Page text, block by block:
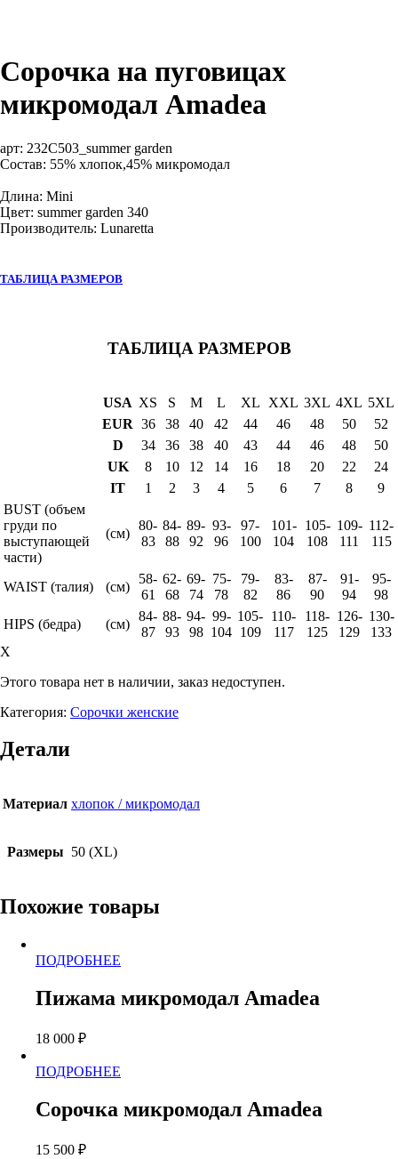
Сорочка на пуговицах
микромодал Amadea
арт: 232C503_summer garden
Состав: 55% хлопок,45% микромодал
Длина: Mini
Цвет: summer garden 340
Производитель: Lunaretta
ТАБЛИЦА РАЗМЕРОВ
ТАБЛИЦА РАЗМЕРОВ
USA XS S M L XL XXL 3XL 4XL 5XL
EUR 36 38 40 42 44 46 48 50
52
D
34 36 38 40 43 44 46 48
50
UK
8 10 12 14 16 18 20 22
24
IT
1 2 3 4 5 6 7 8
9
BUST (объем
груди по
выступающей
части)
(см)
80-
83
84-
88
89-
92
93-
96
97-
100
101-
104
105-
108
109-
111
112-
115
WAIST (талия) (см)
58-
61
62-
68
69-
74
75-
78
79-
82
83-
86
87-
90
91-
94
95-
98
HIPS (бедра)
(см)
84-
87
88-
93
94-
98
99-
104
105-
109
110-
117
118-
125
126-
129
130-
133
X
Этого товара нет в наличии, заказ недоступен.
Категория: Сорочки женские
Детали
Материал хлопок / микромодал
Размеры 50 (XL)
Похожие товары
ПОДРОБНЕЕ
несколько
странице
товара.
Пижама микромодал Amadea
18 000 ₽
ПОДРОБНЕЕ
несколько
Сорочка микромодал Amadea
15 500 ₽